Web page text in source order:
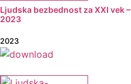
Ljudska bezbednost za XXI vek
2023
2023